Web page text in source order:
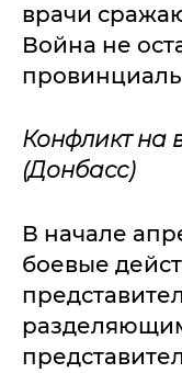
врачи
Война не
Конфликт на
(Донбасс)
В начале
боевые